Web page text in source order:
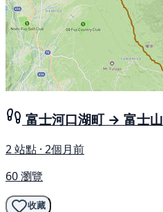
富士河口湖町 → 富士山
2 站點 · 2個月前
60 瀏覽
收藏